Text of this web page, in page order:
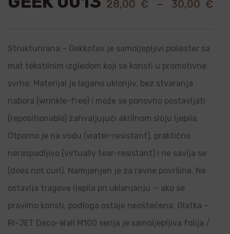
28,00 € – 30,00 €
Strukturirana – Gekkotex je samoljepljivi poliester sa
mat tekstilnim izgledom koji se koristi u promotivne
svrhe. Materijal je lagano uklonjiv, bez stvaranja
nabora (wrinkle-free) i može se ponovno postavljati
(repositionable) zahvaljujući akrilnom sloju ljepila.
Otporno je na vodu (water-resistant), praktično
neraspadljivo (virtually tear-resistant) i ne savija se
(does not curl). Namijenjen je za ravne površine. Ne
ostavlja tragove ljepila pri uklanjanju — ako se
pravilno koristi, podloga ostaje neoštećena. Glatka –
RI-JET Deco-Wall M100 serija je samoljepljiva folija /